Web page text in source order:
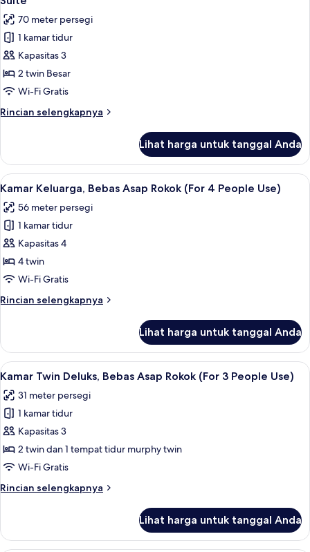
semua
foto
untuk
Suite
70 meter persegi
1 kamar tidur
Kapasitas 3
2 twin Besar
Wi-Fi Gratis
Rincian selengkapnya
Rincian
Suite
Lihat harga untuk tanggal Anda
Lihat
semua
foto
untuk
Kamar
Keluarga,
Bebas
Rokok
People
Use)
Selimut bulu angsa, brankas, ruang
7
Kamar Keluarga, Bebas Asap Rokok (For 4 People Use)
56 meter persegi
1 kamar tidur
Kapasitas 4
4 twin
Wi-Fi Gratis
Rincian selengkapnya
Rincian
Kamar
Keluarga,
Bebas
Rokok
(For
4
People
Use)
Lihat harga untuk tanggal Anda
Lihat
semua
foto
untuk
Kamar
Twin
Deluks,
Asap
3
Selimut bulu angsa, brankas, ruang
7
Kamar Twin Deluks, Bebas Asap Rokok (For 3 People Use)
31 meter persegi
1 kamar tidur
Kapasitas 3
2 twin dan 1 tempat tidur murphy twin
Wi-Fi Gratis
Rincian selengkapnya
Rincian
Kamar
Twin
Lihat harga untuk tanggal Anda